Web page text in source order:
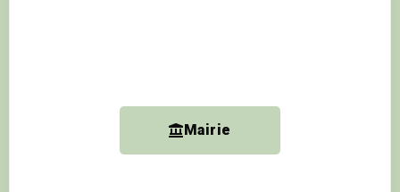
Mairie